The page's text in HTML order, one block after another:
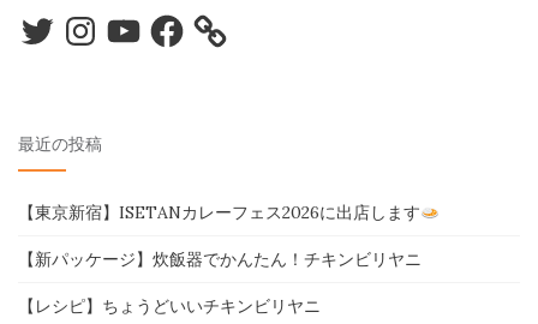
TwitterInstagramYouTubeFacebook
最近の投稿
【東京新宿】ISETANカレーフェス2026に出店します
【新パッケージ】炊飯器でかんたん！チキンビリヤニ
【レシピ】ちょうどいいチキンビリヤニ